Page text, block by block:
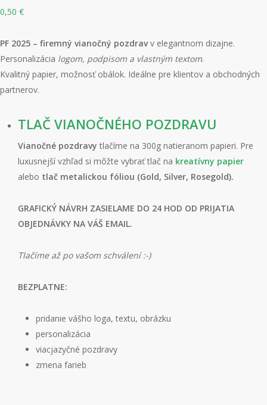
0,50 €
PF 2025 – firemný vianočný pozdravv elegantnom dizajne.
Personalizácia logom, podpisom a vlastným textom.
Kvalitný papier, možnosť obálok. Ideálne pre klientov a obchodných
partnerov.
TLAČ VIANOČNÉHO POZDRAVU
Vianočné pozdravy tlačíme na 300g natieranom papieri. Pre
luxusnejší vzhľad si môžte vybrať tlač na kreatívny papier
alebo tlač metalickou fóliou (Gold, Silver, Rosegold).
GRAFICKÝ NÁVRH ZASIELAME DO 24 HOD OD PRIJATIA
OBJEDNÁVKY NA VÁŠ EMAIL.
Tlačíme až po vašom schválení :-)
BEZPLATNE:
pridanie vášho loga, textu, obrázku
personalizácia
viacjazyčné pozdravy
zmena farieb